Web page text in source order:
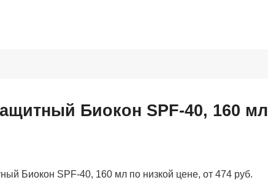
Биокон SPF-40, 160 мл
Биокон SPF-40, 160 мл по низкой цене, от 474 руб.